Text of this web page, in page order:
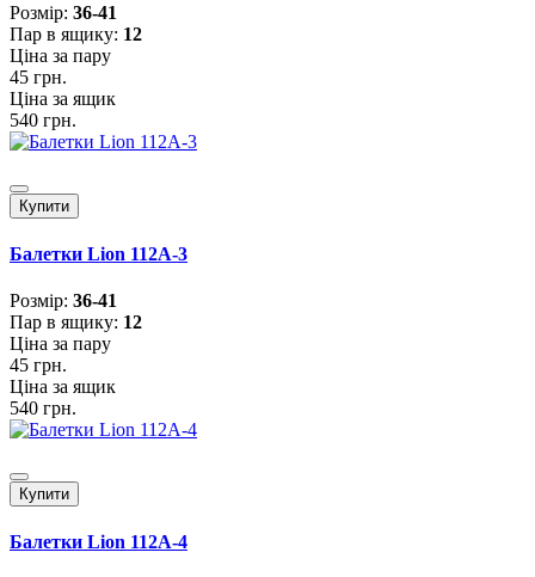
Розмiр: 36-41
Пар в ящику: 12
Ціна за пару
45 грн.
Ціна за ящик
540 грн.
Купити
Балетки Lion 112A-3
Розмiр: 36-41
Пар в ящику: 12
Ціна за пару
45 грн.
Ціна за ящик
540 грн.
Купити
Балетки Lion 112A-4